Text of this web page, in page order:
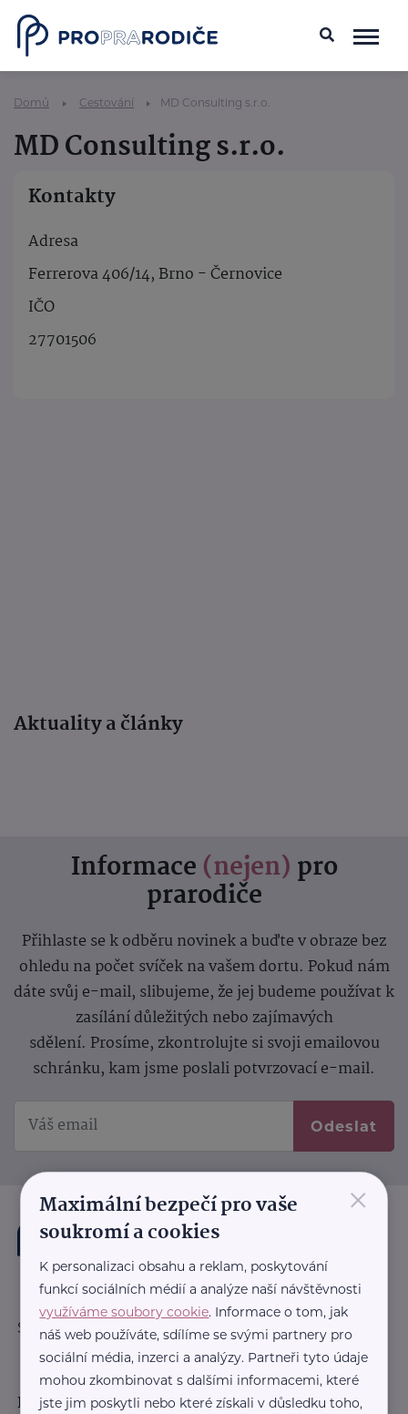
Domů Cestování MD Consulting s.r.o.
MD Consulting s.r.o.
Kontakty
Adresa
Ferrerova 406/14, Brno - Černovice
IČO
27701506
Aktuality a články
Informace (nejen) pro
prarodiče
Přihlaste se k odběru novinek a buďte v obraze bez
ohledu na počet svíček na vašem dortu. Pokud nám
dáte svůj e-mail, slibujeme, že jej budeme používat k
zasílání důležitých nebo zajímavých
sdělení. Prosíme, zkontrolujte si svoji emailovou
schránku, kam jsme poslali potvrzovací e-mail.
Odeslat
Sledujte nás:
Důležité odkazy
×
Maximální bezpečí pro vaše
soukromí a cookies
K personalizaci obsahu a reklam, poskytování
funkcí sociálních médií a analýze naší návštěvnosti
využíváme soubory cookie. Informace o tom, jak
náš web používáte, sdílíme se svými partnery pro
sociální média, inzerci a analýzy. Partneři tyto údaje
mohou zkombinovat s dalšími informacemi, které
jste jim poskytli nebo které získali v důsledku toho,